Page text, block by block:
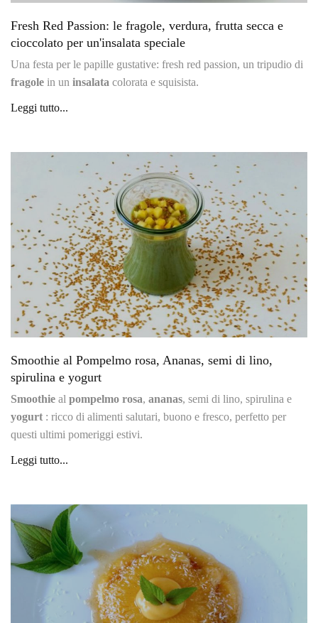
Fresh Red Passion: le fragole, verdura, frutta secca e
cioccolato per un'insalata speciale
Una festa per le papille gustative: fresh red passion, un tripudio di
fragole in un insalata colorata e squisista.
Leggi tutto...
Smoothie al Pompelmo rosa, Ananas, semi di lino,
spirulina e yogurt
Smoothie al pompelmo rosa, ananas, semi di lino, spirulina e
yogurt : ricco di alimenti salutari, buono e fresco, perfetto per
questi ultimi pomeriggi estivi.
Leggi tutto...